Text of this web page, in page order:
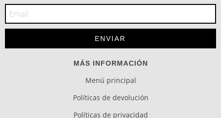
MÁS INFORMACIÓN
Menú principal
Políticas de devolución
Políticas de privacidad